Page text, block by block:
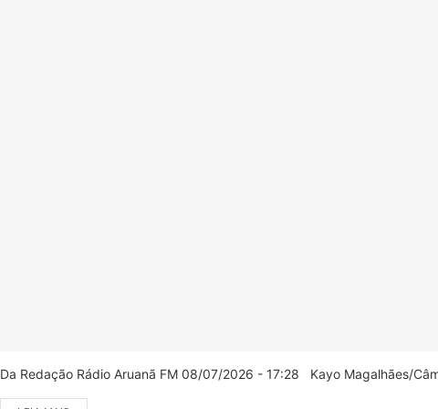
Da Redação Rádio Aruanã FM 08/07/2026 - 17:28 Kayo Magalhães/